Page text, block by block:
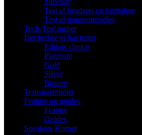
Test af headsets og højttalere
Test af transportmidler
Tech-Test mener
Det bedste vi har testet
Editors choice
Platinum
Gold
Silver
Bronze
Transportmidler
Feature og guides
Feature
Guides
Speakers Korner